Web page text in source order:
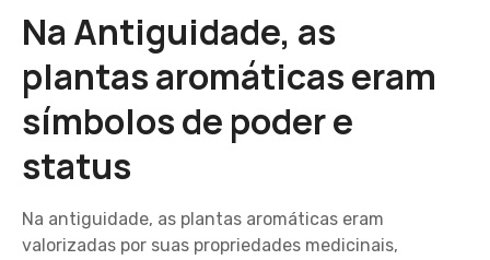
Na Antiguidade, as
plantas aromáticas eram
símbolos de poder e
status
Na antiguidade, as plantas aromáticas eram
valorizadas por suas propriedades medicinais,